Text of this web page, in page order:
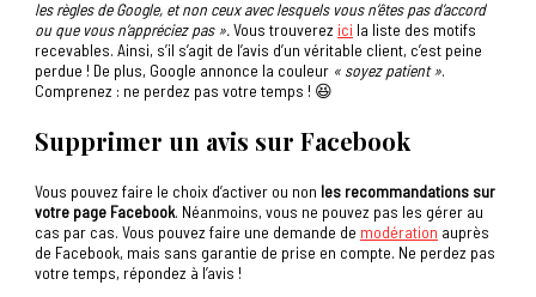
les règles de Google, et non ceux avec lesquels vous n’êtes pas d’accord
ou que vous n’appréciez pas ».Vous trouverez ici la liste des motifs
recevables. Ainsi, s’il s’agit de l’avis d’un véritable client, c’est peine
perdue ! De plus, Google annonce la couleur « soyez patient ».
Comprenez : ne perdez pas votre temps ! 😆
Supprimer un avis sur Facebook
Vous pouvez faire le choix d’activer ou non les recommandations sur
votre page Facebook. Néanmoins, vous ne pouvez pas les gérer au
cas par cas. Vous pouvez faire une demande de modération auprès
de Facebook, mais sans garantie de prise en compte. Ne perdez pas
votre temps, répondez à l’avis !